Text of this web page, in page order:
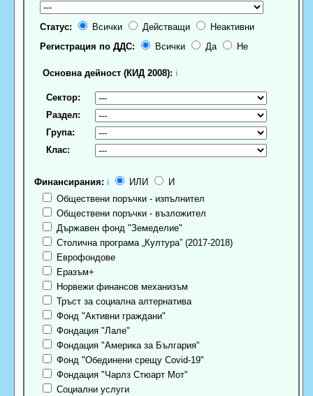
Статус: Всички Действащи
Неактивни
Регистрация по ДДС:
Всички Да Не
Основна дейност (КИД 2008): ℹ
Сектор:
Раздел:
Група:
Клас:
Финансирания: ℹ ИЛИ
И
Обществени поръчки - изпълнител
Обществени поръчки - възложител
Държавен фонд "Земеделие"
Столична програма „Култура” (2017-2018)
Еврофондове
Еразъм+
Норвежи финансов механизъм
Тръст за социална алтернатива
Фонд "Активни граждани"
Фондация "Лале"
Фондация "Америка за България"
Фонд "Обединени срещу Covid-19"
Фондация "Чарлз Стюарт Мот"
Социални услуги